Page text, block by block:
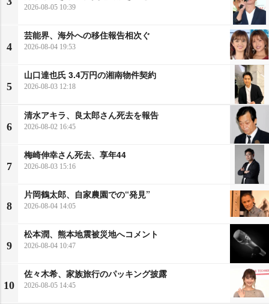
2026-08-05 10:39
4
芸能界、海外への移住報告相次ぐ
2026-08-04 19:53
5
山口達也氏 3.4万円の湘南物件契約
2026-08-03 12:18
6
清水アキラ、良太郎さん死去を報告
2026-08-02 16:45
7
梅崎伸幸さん死去、享年44
2026-08-03 15:16
8
片岡鶴太郎、自家農園での“発見”
2026-08-04 14:05
9
松本潤、熊本地震被災地へコメント
2026-08-04 10:47
10
佐々木希、家族旅行のパッキング披露
2026-08-05 14:45